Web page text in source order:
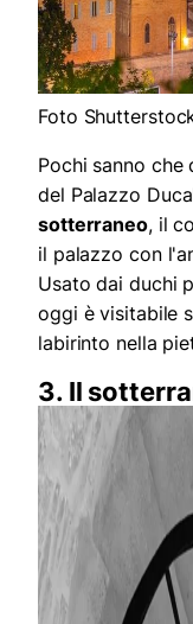
Foto
Pochi sanno
del Palazzo
sotterraneo, il
il palazzo con
Usato dai duchi
oggi è visitabile
labirinto nella
3. Il